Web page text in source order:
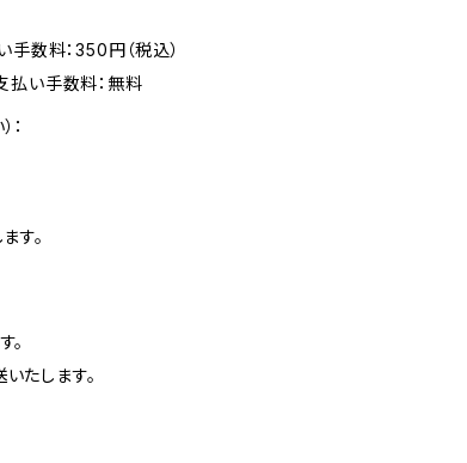
数料：350円（税込）
払い手数料：無料
す。
。
たします。